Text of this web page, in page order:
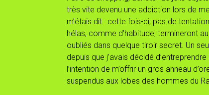
très vite devenu une addiction lors de
m’étais dit : cette fois-ci, pas de
hélas, comme d’habitude, termineront
oubliés dans quelque tiroir secret. Un
depuis que j’avais décidé
l’intention de m’offrir un gros anneau
suspendus aux lobes des hommes du